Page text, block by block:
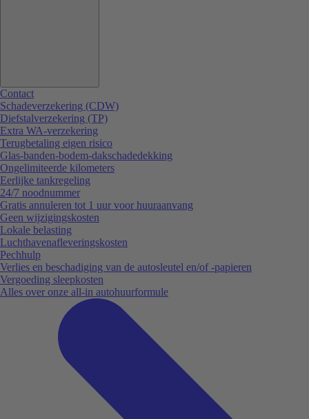
Contact
Schadeverzekering (CDW)
Diefstalverzekering (TP)
Extra WA-verzekering
Terugbetaling eigen risico
Glas-banden-bodem-dakschadedekking
Ongelimiteerde kilometers
Eerlijke tankregeling
24/7 noodnummer
Gratis annuleren tot 1 uur voor huuraanvang
Geen wijzigingskosten
Lokale belasting
Luchthavenafleveringskosten
Pechhulp
Verlies en beschadiging van de autosleutel en/of -papieren
Vergoeding sleepkosten
Alles over onze all-in autohuurformule